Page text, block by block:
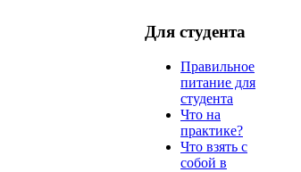
Для студента
Правильное
питание для
студента
Что на
практике?
Что взять с
собой в